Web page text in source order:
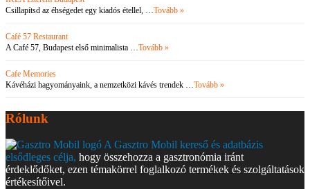
Csillapítsd az éhségedet egy kiadós étellel, …Tovább »
Café 57 Restaurant
A Café 57, Budapest első minimalista …Tovább »
Cafe Memories
Kávéházi hagyományaink, a nemzetközi kávés trendek …Tovább »
Rólunk
A Gasztro Mobil kereső és adatbázis
elsődleges célja, hogy összehozza a gasztronómia iránt
érdeklődőket, ezen témakörrel foglalkozó termékek és szolgáltatások
értékesítőivel.